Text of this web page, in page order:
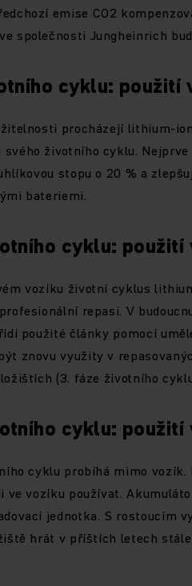
emise CO2
společnosti Jungheinrich
cyklu: použití
procházejí lithium-
životního cyklu.
stopu o 20 % a
bateriemi.
cyklu: použití
vozíku životní cyklus
repasi. V
použité články pomocí
znovu využity v
(3. fáze životního
cyklu:
cyklu probíhá mimo
ve vozíku používat.
jednotka. S rostoucím
hrát v příštích letech